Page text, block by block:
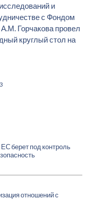
и
с Фондом
Горчакова провел
круглый стол на
берет под контроль
отношений с